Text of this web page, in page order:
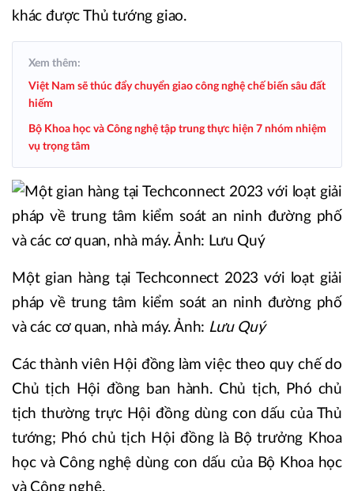
khác được Thủ tướng giao.
Xem thêm:
Việt Nam sẽ thúc đẩy chuyển giao công nghệ chế biến sâu đất
hiếm
Bộ Khoa học và Công nghệ tập trung thực hiện 7 nhóm nhiệm
vụ trọng tâm
Một gian hàng tại Techconnect 2023 với loạt giải
pháp về trung tâm kiểm soát an ninh đường phố
và các cơ quan, nhà máy. Ảnh: Lưu Quý
Các thành viên Hội đồng làm việc theo quy chế do
Chủ tịch Hội đồng ban hành. Chủ tịch, Phó chủ
tịch thường trực Hội đồng dùng con dấu của Thủ
tướng; Phó chủ tịch Hội đồng là Bộ trưởng Khoa
học và Công nghệ dùng con dấu của Bộ Khoa học
và Công nghệ.